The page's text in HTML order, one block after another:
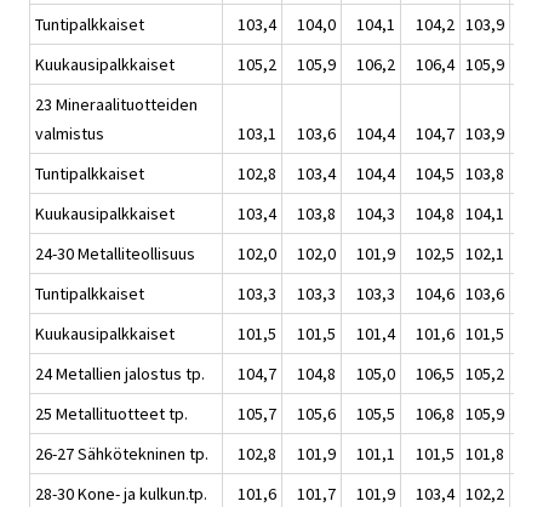
Tuntipalkkaiset
103,4 104,0 104,1 104,2 103,9
Kuukausipalkkaiset
105,2 105,9 106,2 106,4 105,9
23 Mineraalituotteiden
valmistus
103,1 103,6 104,4 104,7 103,9
Tuntipalkkaiset
102,8 103,4 104,4 104,5 103,8
Kuukausipalkkaiset
103,4 103,8 104,3 104,8 104,1
24-30 Metalliteollisuus
102,0 102,0 101,9 102,5 102,1
Tuntipalkkaiset
103,3 103,3 103,3 104,6 103,6
Kuukausipalkkaiset
101,5 101,5 101,4 101,6 101,5
24 Metallien jalostus tp.
104,7 104,8 105,0 106,5 105,2
25 Metallituotteet tp.
105,7 105,6 105,5 106,8 105,9
26-27 Sähkötekninen tp.
102,8 101,9 101,1 101,5 101,8
28-30 Kone- ja kulkun.tp.
101,6 101,7 101,9 103,4 102,2